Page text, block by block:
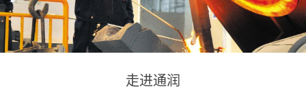
走进通润